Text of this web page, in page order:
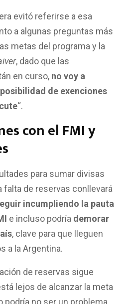
evitó referirse a esa
a algunas preguntas más
metas del programa y la
, dado que las
en curso, no voy a
de exenciones
“.
con el FMI y
para sumar divisas
falta de reservas conllevará
incumpliendo la pauta
e incluso podría demorar
, clave para que lleguen
a la Argentina.
de reservas sigue
lejos de alcanzar la meta
podría no ser un problema